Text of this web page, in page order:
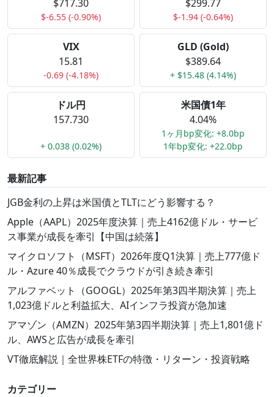
$717.30
$-6.55 (-0.90%)
$299.77
$-1.94 (-0.64%)
VIX
15.81
-0.69 (-4.18%)
GLD (Gold)
$389.64
+ $15.48 (4.14%)
ドル円
157.730
+ 0.038 (0.02%)
米国債1年
4.04%
1ヶ月bp変化: +8.0bp
1年bp変化: +22.0bp
最新記事
JGB金利の上昇は米国債とTLTにどう影響する？
Apple（AAPL）2025年度決算｜売上4162億ドル・サービ
ス事業が成長を牽引【中国は続落】
マイクロソフト（MSFT）2026年度Q1決算｜売上777億ド
ル・Azure 40％成長でクラウドが引き続き牽引
アルファベット（GOOGL）2025年第3四半期決算｜売上
1,023億ドルと利益拡大、AIインフラ投資が急加速
アマゾン（AMZN）2025年第3四半期決算｜売上1,801億ド
ル、AWSと広告が成長を牽引
VT徹底解説｜全世界株ETFの特徴・リターン・投資戦略
カテゴリー